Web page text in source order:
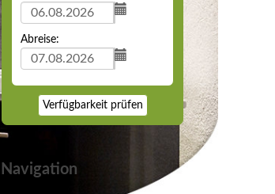
Abreise:
Verfügbarkeit prüfen
Navigation